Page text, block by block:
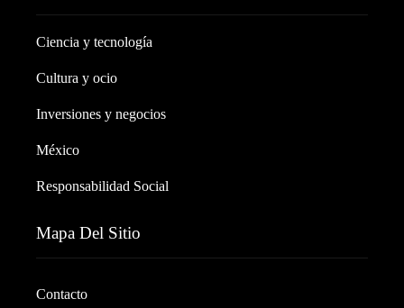
Ciencia y tecnología
Cultura y ocio
Inversiones y negocios
México
Responsabilidad Social
Mapa Del Sitio
Contacto